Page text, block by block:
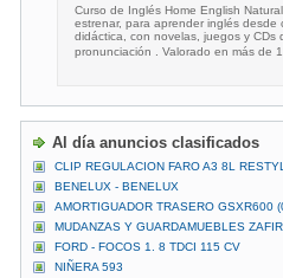
Curso de Inglés Home English
estrenar, para aprender inglés desde
didáctica, con novelas, juegos y CDs
pronunciación . Valorado en más de
Al día anuncios clasificados
CLIP REGULACION FARO A3 8L
BENELUX - BENELUX
AMORTIGUADOR TRASERO GSXR600
MUDANZAS Y GUARDAMUEBLES
FORD - FOCOS 1. 8 TDCI 115 CV
NIÑERA 593